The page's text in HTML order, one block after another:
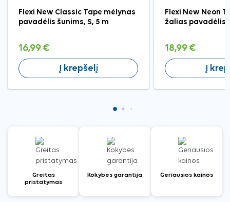
Flexi New Classic Tape mėlynas
pavadėlis šunims, S, 5 m
16,99 €
Į krepšelį
Flexi New Neon
žalias pavadėlis
18,99 €
Į
Greitas
pristatymas
Kokybės garantija Geriausios kainos